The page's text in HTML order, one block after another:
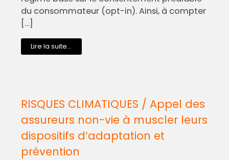
du consommateur (opt-in). Ainsi, à compter
[…]
Lire la suite...
RISQUES CLIMATIQUES / Appel des
assureurs non-vie à muscler leurs
dispositifs d’adaptation et
prévention